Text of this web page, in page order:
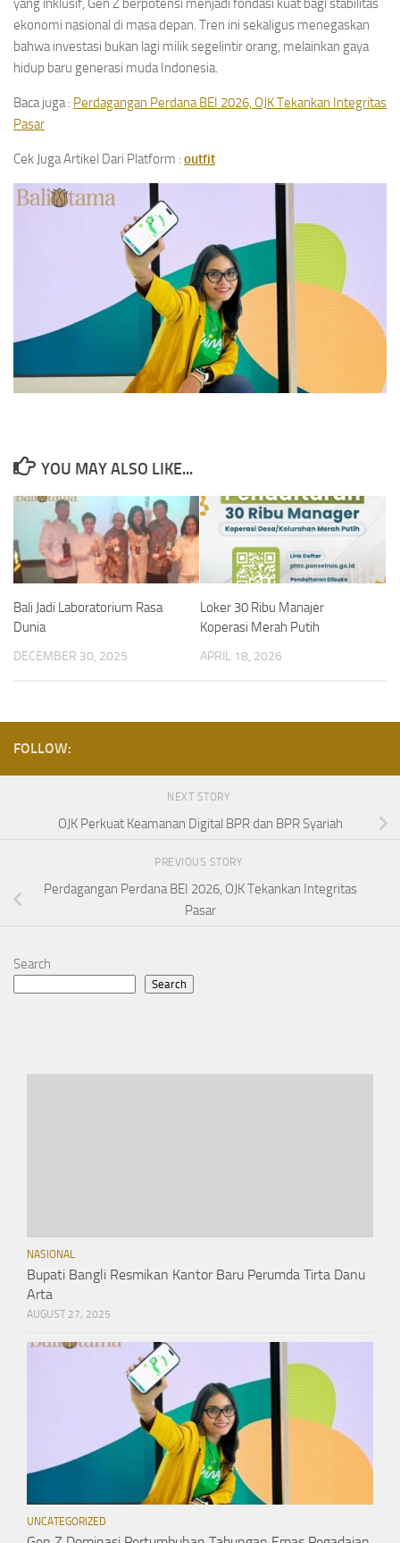
yang inklusif, Gen Z berpotensi menjadi fondasi kuat bagi stabilitas
ekonomi nasional di masa depan. Tren ini sekaligus menegaskan
bahwa investasi bukan lagi milik segelintir orang, melainkan gaya
hidup baru generasi muda Indonesia.
Baca juga : Perdagangan Perdana BEI 2026, OJK Tekankan Integritas
Pasar
Cek Juga Artikel Dari Platform : outfit
YOU MAY ALSO LIKE...
Bali Jadi Laboratorium Rasa
Dunia
DECEMBER 30, 2025
Loker 30 Ribu Manajer
Koperasi Merah Putih
APRIL 18, 2026
FOLLOW:
NEXT STORY
OJK Perkuat Keamanan Digital BPR dan BPR Syariah
PREVIOUS STORY
Perdagangan Perdana BEI 2026, OJK Tekankan Integritas
Pasar
Search
Search
NASIONAL
Bupati Bangli Resmikan Kantor Baru Perumda Tirta Danu
Arta
AUGUST 27, 2025
UNCATEGORIZED